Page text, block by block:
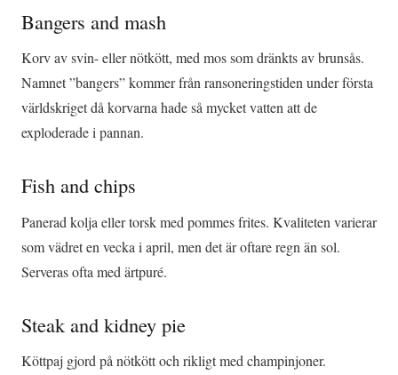
Bangers and mash
Korv av svin- eller nötkött, med mos som dränkts av brunsås.
Namnet ”bangers” kommer från ransoneringstiden under första
världskriget då korvarna hade så mycket vatten att de
exploderade i pannan.
Fish and chips
Panerad kolja eller torsk med pommes frites. Kvaliteten varierar
som vädret en vecka i april, men det är oftare regn än sol.
Serveras ofta med ärtpuré.
Steak and kidney pie
Köttpaj gjord på nötkött och rikligt med champinjoner.